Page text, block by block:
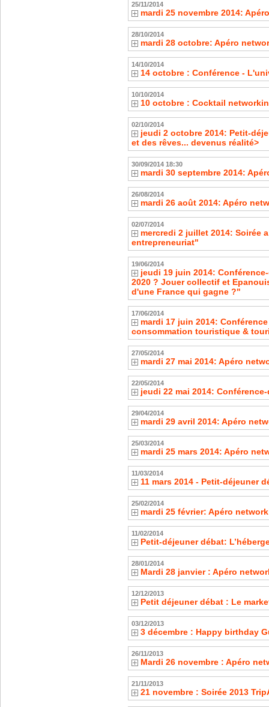
25/11/2014
mardi 25 novembre 2014:
28/10/2014
mardi 28 octobre: Apéro
14/10/2014
14 octobre : Conférence -
10/10/2014
10 octobre : Cocktail
02/10/2014
jeudi 2 octobre 2014: Petit-
et des rêves... devenus réalité>
30/09/2014 18:30
mardi 30 septembre 2014:
26/08/2014
mardi 26 août 2014: Apéro
02/07/2014
mercredi 2 juillet 2014:
entrepreneuriat"
19/06/2014
jeudi 19 juin 2014:
2020 ? Jouer collectif et
d'une France qui gagne ?"
17/06/2014
mardi 17 juin 2014:
consommation touristique &
27/05/2014
mardi 27 mai 2014: Apéro
22/05/2014
jeudi 22 mai 2014:
29/04/2014
mardi 29 avril 2014: Apéro
25/03/2014
mardi 25 mars 2014: Apéro
11/03/2014
11 mars 2014 - Petit-déjeuner
25/02/2014
mardi 25 février: Apéro
11/02/2014
Petit-déjeuner débat:
28/01/2014
Mardi 28 janvier : Apéro
12/12/2013
Petit déjeuner débat : Le
03/12/2013
3 décembre : Happy birthday
26/11/2013
Mardi 26 novembre : Apéro
21/11/2013
21 novembre : Soirée 2013